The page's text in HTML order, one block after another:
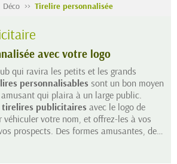
Déco Tirelire personnalisée
avec votre logo
qui ravira les petits et les grands
personnalisables sont un bon moyen
qui plaira à un large public.
tirelires publicitaires avec le logo de
véhiculer votre nom, et offrez-les à vos
prospects. Des formes amusantes, des